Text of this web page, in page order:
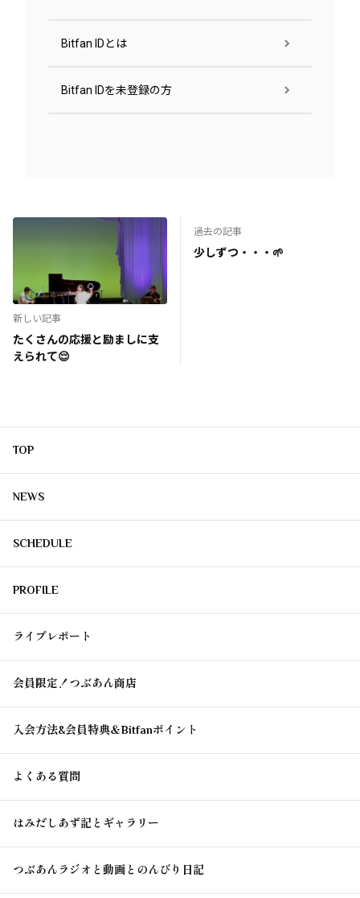
Bitfan IDとは
Bitfan IDを未登録の方
新しい記事
たくさんの応援と励ましに支
えられて😌
過去の記事
少しずつ・・・🌱
TOP
NEWS
SCHEDULE
PROFILE
ライブレポート
会員限定！つぶあん商店
入会方法&会員特典＆Bitfanポイント
よくある質問
はみだしあず記とギャラリー
つぶあんラジオと動画とのんびり日記